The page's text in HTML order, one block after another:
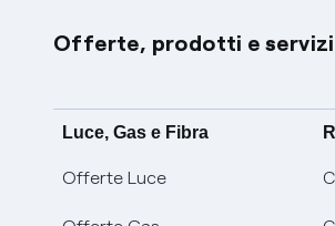
Offerte, prodotti e servizi
Luce, Gas e Fibra
Offerte Luce